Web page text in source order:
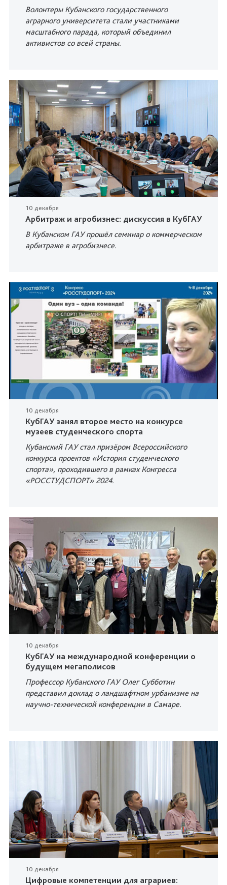
Волонтеры Кубанского государственного
аграрного университета стали участниками
масштабного парада, который объединил
активистов со всей страны.
10 декабря
Арбитраж и агробизнес: дискуссия в КубГАУ
В Кубанском ГАУ прошёл семинар о коммерческом
арбитраже в агробизнесе.
10 декабря
КубГАУ занял второе место на конкурсе
музеев студенческого спорта
Кубанский ГАУ стал призёром Всероссийского
конкурса проектов «История студенческого
спорта», проходившего в рамках Конгресса
«РОССТУДСПОРТ» 2024.
10 декабря
КубГАУ на международной конференции о
будущем мегаполисов
Профессор Кубанского ГАУ Олег Субботин
представил доклад о ландшафтном урбанизме на
научно-технической конференции в Самаре.
10 декабря
Цифровые компетенции для аграриев: